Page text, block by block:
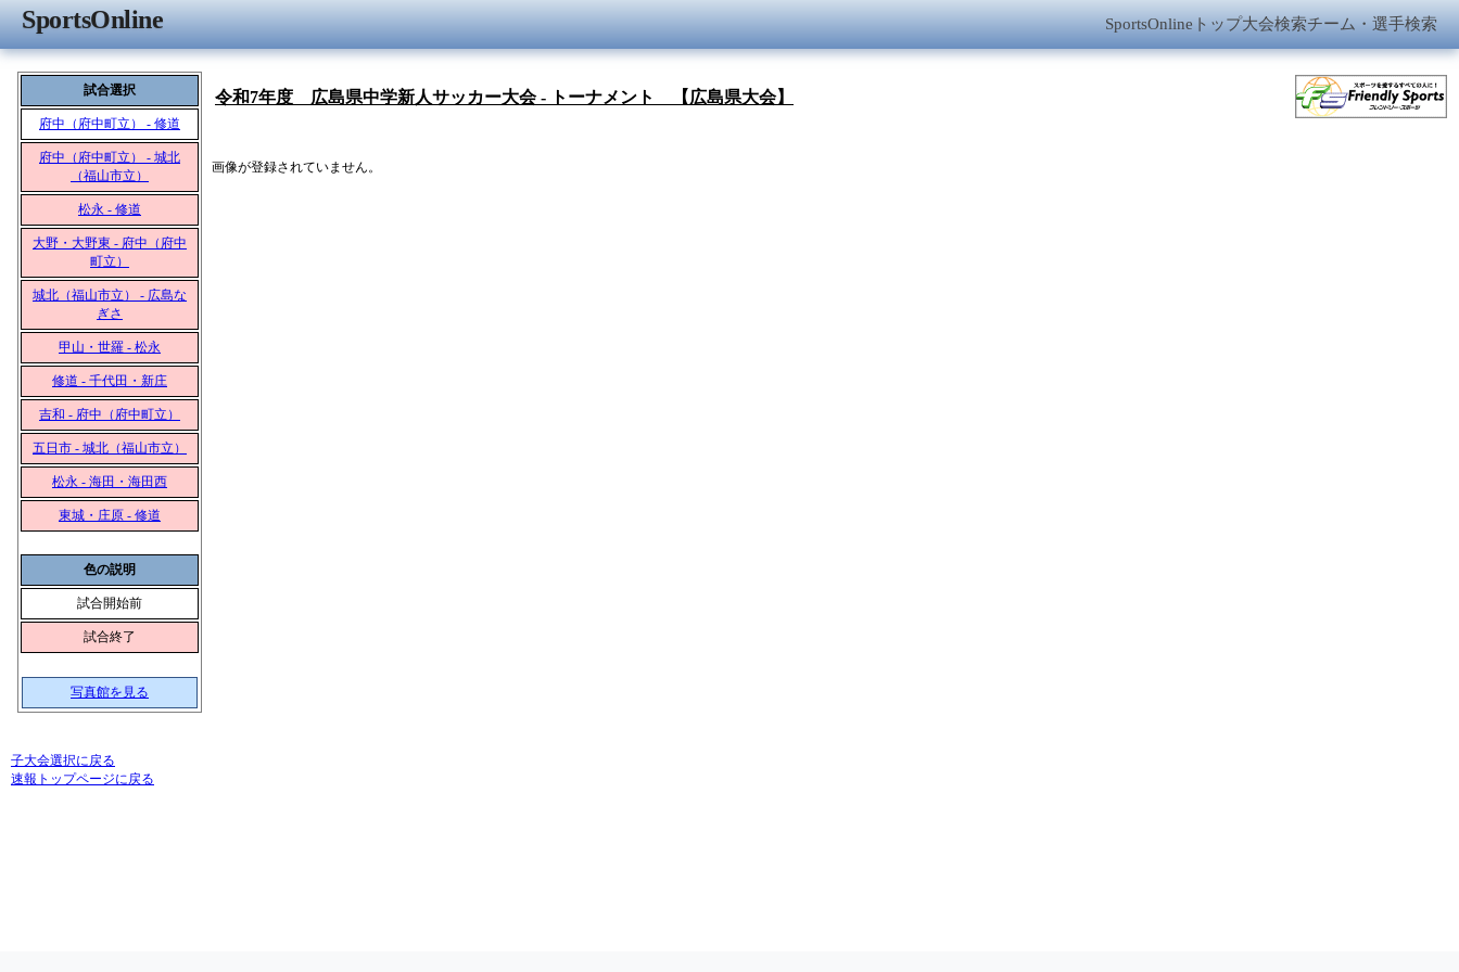
SportsOnline SportsOnlineトップ大会検索チーム・選手検索
試合選択
府中（府中町立） - 修道
府中（府中町立） - 城北
（福山市立）
松永 - 修道
大野・大野東 - 府中（府中
町立）
城北（福山市立） - 広島な
ぎさ
甲山・世羅 - 松永
修道 - 千代田・新庄
吉和 - 府中（府中町立）
五日市 - 城北（福山市立）
松永 - 海田・海田西
東城・庄原 - 修道
色の説明
試合開始前
試合終了
写真館を見る
令和7年度 広島県中学新人サッカー大会 - トーナメント 【広島県大会】
画像が登録されていません。
子大会選択に戻る
速報トップページに戻る